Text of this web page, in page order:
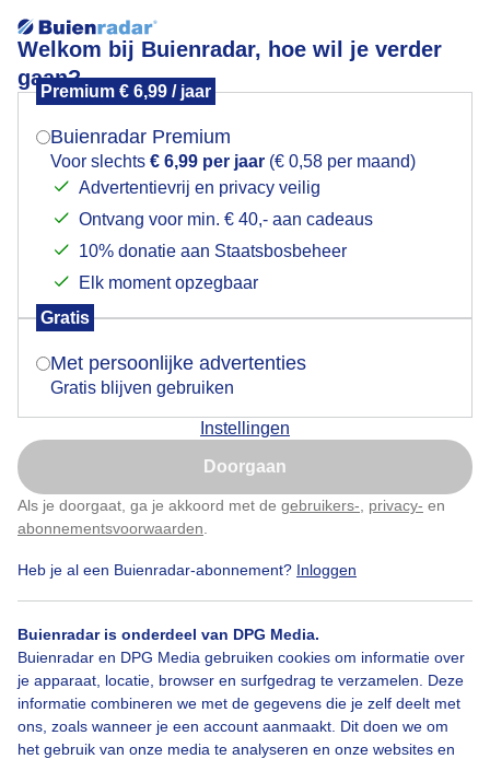
Welkom bij Buienradar, hoe wil je verder
gaan?
Premium € 6,99 / jaar
Buienradar Premium
Voor slechts € 6,99 per jaar (€ 0,58 per maand)
Advertentievrij en privacy veilig
Ontvang voor min. € 40,- aan cadeaus
10% donatie aan Staatsbosbeheer
Elk moment opzegbaar
Gratis
Met persoonlijke advertenties
Gratis blijven gebruiken
Instellingen
Doorgaan
Als je doorgaat, ga je akkoord met de gebruikers- privacy- en
abonnementsvoorwaarden
Heb je al een Buienradar-abonnement? Inloggen
Buienradar is onderdeel van DPG Media.
Buienradar en DPG Media gebruiken cookies om informatie over
je apparaat, locatie, browser en surfgedrag te verzamelen. Deze
informatie combineren we met de gegevens die je zelf deelt met
ons, zoals wanneer je een account aanmaakt. Dit doen we om
het gebruik van onze media te analyseren en onze websites en
Heftige natuurbrand vanuit Nunspeet te zien
Door: Regina Vastenhout Gemaakt: 29-04-2026, 139x bekeken
Natuurbrand Hardewind
Bekijk slideshow
Mogen we je locatie gebruiken voor het
Indien je hier nog geen akkoord op hebt gegeven,
verschijnt er zo een pop-up uit je browser waarin
Is goed, toon de popup
Nu niet, misschien later
Klik hierom dit aan te passen